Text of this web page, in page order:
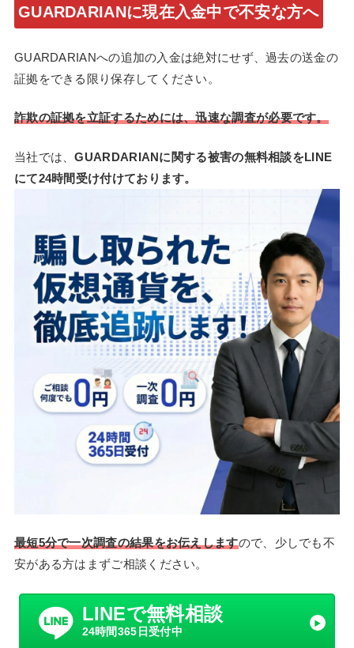
GUARDARIANに現在入金中で不安な方へ
GUARDARIANへの追加の入金は絶対にせず、過去の送金の
証拠をできる限り保存してください。
詐欺の証拠を立証するためには、迅速な調査が必要です。
当社では、GUARDARIANに関する被害の無料相談をLINE
にて24時間受け付けております。
最短5分で一次調査の結果をお伝えしますので、少しでも不
安がある方はまずご相談ください。
LINEで無料相談
24時間365日受付中